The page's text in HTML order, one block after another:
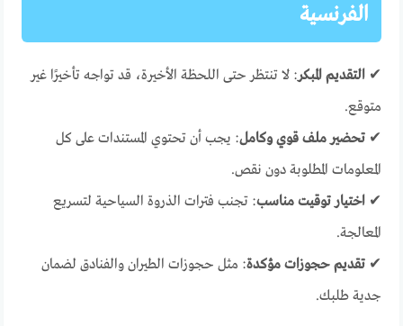
الفرنسية
✔التقديم المبكر: لا تنتظر حتى اللحظة الأخيرة، قد تواجه تأخيرًا غير
متوقع.
✔تحضير ملف قوي وكامل: يجب أن تحتوي المستندات على كل
المعلومات المطلوبة دون نقص.
✔اختيار توقيت مناسب: تجنب فترات الذروة السياحية لتسريع
المعالجة.
✔تقديم حجوزات مؤكدة: مثل حجوزات الطيران والفنادق لضمان
جدية طلبك.